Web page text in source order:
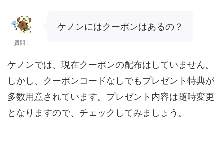
質問！
ケノンにはクーポンはあるの？
ケノンでは、現在クーポンの配布はしていません。
しかし、クーポンコードなしでもプレゼント特典が
多数用意されています。プレゼント内容は随時変更
となりますので、チェックしてみましょう。